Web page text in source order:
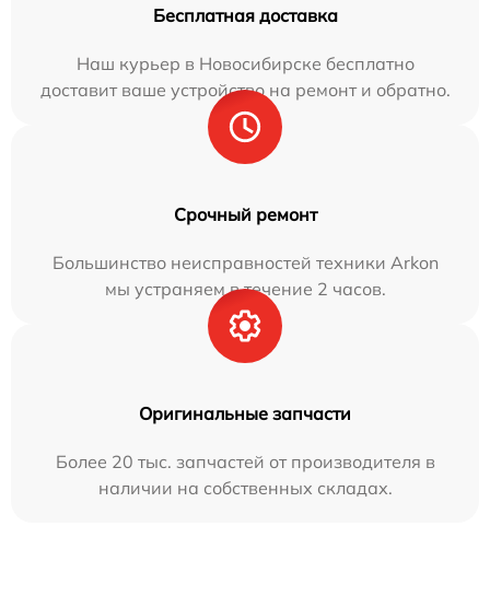
Бесплатная доставка
Наш курьер в Новосибирске бесплатно
доставит ваше устройство на ремонт и обратно.
Срочный ремонт
Большинство неисправностей техники Arkon
мы устраняем в течение 2 часов.
Оригинальные запчасти
Более 20 тыс. запчастей от производителя в
наличии на собственных складах.